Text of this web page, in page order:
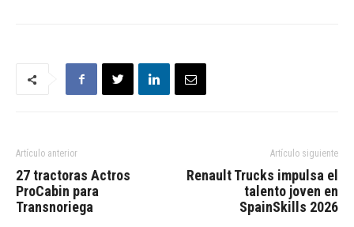
Artículo anterior
27 tractoras Actros
ProCabin para
Transnoriega
Artículo siguiente
Renault Trucks impulsa el
talento joven en
SpainSkills 2026